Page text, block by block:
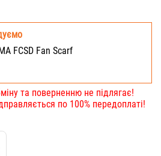
FCSD Fan Scarf
та поверненню не підлягає!
по 100% передоплаті!